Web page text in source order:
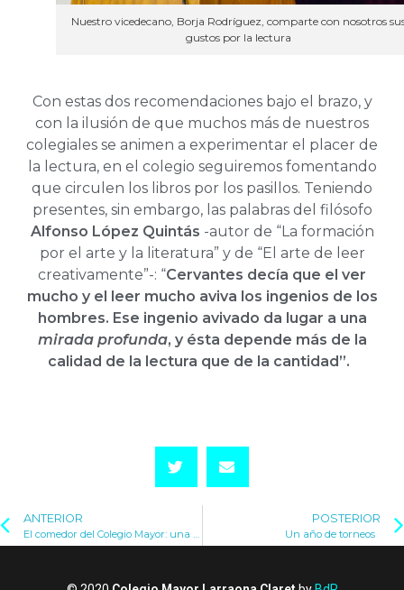
Nuestro vicedecano, Borja Rodríguez, comparte con nosotros
gustos por la lectura
Con estas dos recomendaciones bajo el brazo, y
con la ilusión de que muchos más de nuestros
colegiales se animen a experimentar el placer de
la lectura, en el colegio seguiremos fomentando
que circulen los libros por los pasillos. Teniendo
presentes, sin embargo, las palabras del filósofo
Alfonso López Quintás -autor de “La formación
por el arte y la literatura” y de “El arte de leer
creativamente”-: “Cervantes decía que el ver
mucho y el leer mucho aviva los ingenios de los
hombres. Ese ingenio avivado da lugar a una
mirada profunda, y ésta depende más de la
calidad de la lectura que de la cantidad”.
ANTERIOR
El comedor del Colegio Mayor: una historia de familia y compromiso
POSTERIOR
Un año de torneos